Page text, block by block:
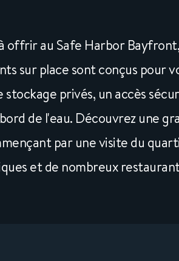
offrir au Safe Harbor
sur place sont conçus pour
privés, un accès
de l'eau. Découvrez une
par une visite du
et de nombreux